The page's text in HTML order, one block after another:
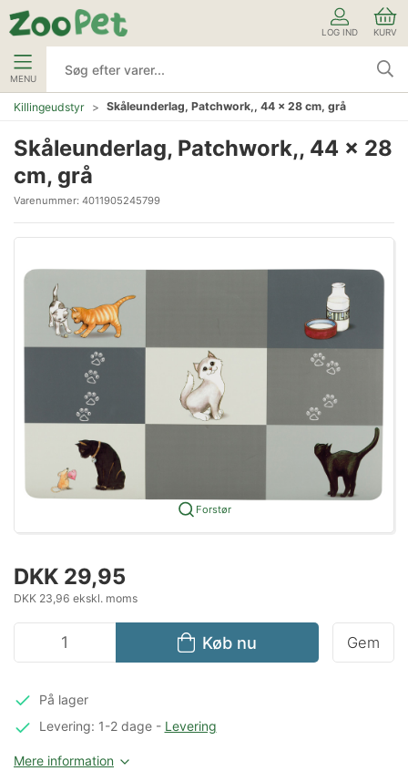
LOG IND KURV
MENU
Killingeudstyr Skåleunderlag, Patchwork,, 44 × 28 cm, grå
Skåleunderlag, Patchwork,, 44 × 28
cm, grå
Varenummer: 4011905245799
Forstør
DKK 29,95
DKK 23,96 ekskl. moms
Køb nu Gem
På lager
Levering: 1-2 dage- Levering
Mere information